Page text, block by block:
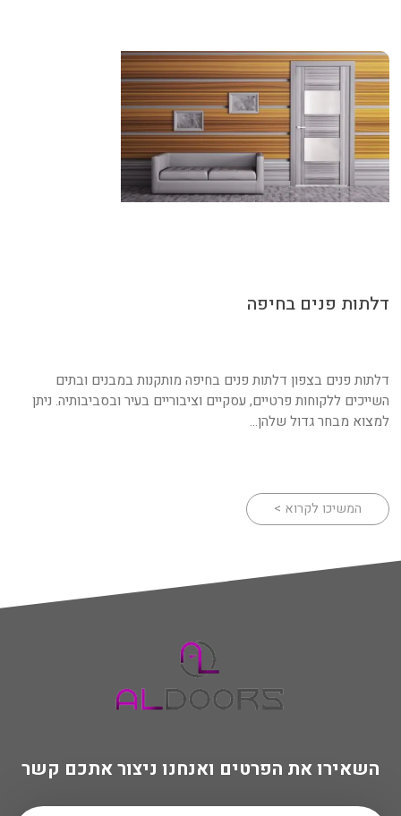
דלתות פנים בחיפה
דלתות פנים בצפון דלתות פנים בחיפה מותקנות במבנים ובתים
השייכים ללקוחות פרטיים, עסקיים וציבוריים בעיר ובסביבותיה. ניתן
למצוא מבחר גדול שלהן...
המשיכו לקרוא >
השאירו את הפרטים ואנחנו ניצור אתכם קשר